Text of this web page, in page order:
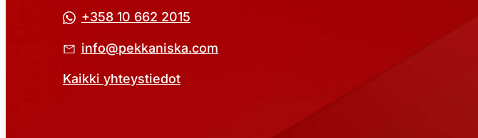
+358 10 662 2015
info@pekkaniska.com
Kaikki yhteystiedot